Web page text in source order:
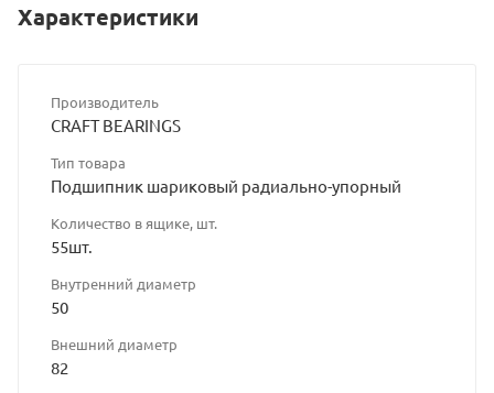
Характеристики
Производитель
CRAFT BEARINGS
Тип товара
Подшипник шариковый радиально-упорный
Количество в ящике, шт.
55шт.
Внутренний диаметр
50
Внешний диаметр
82